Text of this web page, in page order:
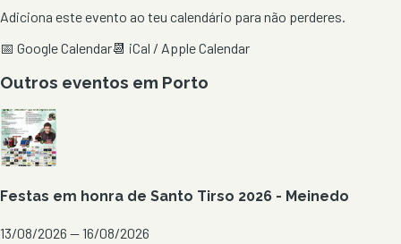
Adiciona este evento ao teu calendário para não perderes.
📅 Google Calendar📆 iCal / Apple Calendar
Outros eventos em Porto
Festas em honra de Santo Tirso 2026 - Meinedo
13/08/2026 — 16/08/2026